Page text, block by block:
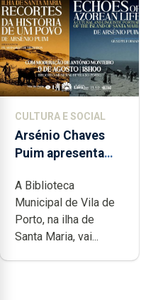
CULTURA E SOCIAL
Arsénio Chaves
Puim apresenta
Biblioteca de Vila
do Porto
A Biblioteca
Municipal de Vila de
Porto, na ilha de
Santa Maria, vai...